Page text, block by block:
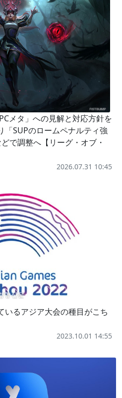
メタ」への見解と対応方針を
SUPのロームペナルティ強
で調整へ【リーグ・オブ・
2026.07.31 10:45
いるアジア大会の種目がこち
2023.10.01 14:55